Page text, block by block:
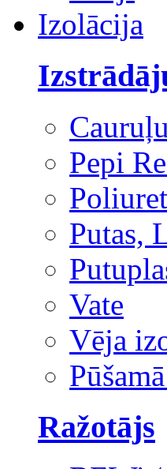
Izolācija
Pepi
Putas,
Vate
Vēja
Ražotājs